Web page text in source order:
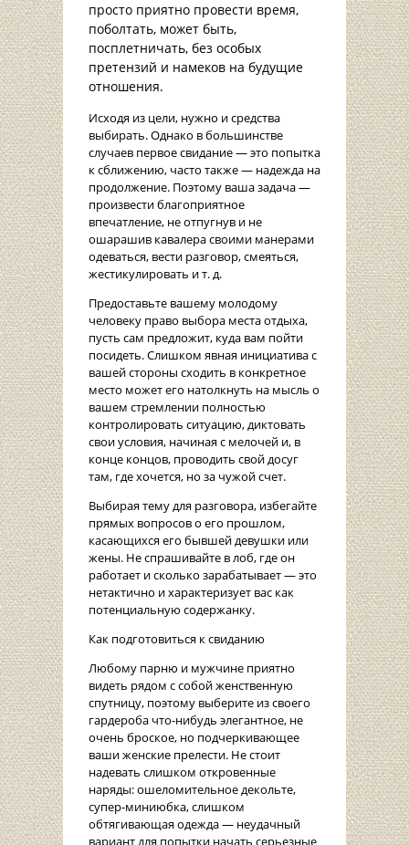
просто приятно провести время,
поболтать, может быть,
посплетничать, без особых
претензий и намеков на будущие
отношения.
Исходя из цели, нужно и средства
выбирать. Однако в большинстве
случаев первое свидание — это попытка
к сближению, часто также — надежда на
продолжение. Поэтому ваша задача —
произвести благоприятное
впечатление, не отпугнув и не
ошарашив кавалера своими манерами
одеваться, вести разговор, смеяться,
жестикулировать и т. д.
Предоставьте вашему молодому
человеку право выбора места отдыха,
пусть сам предложит, куда вам пойти
посидеть. Слишком явная инициатива с
вашей стороны сходить в конкретное
место может его натолкнуть на мысль о
вашем стремлении полностью
контролировать ситуацию, диктовать
свои условия, начиная с мелочей и, в
конце концов, проводить свой досуг
там, где хочется, но за чужой счет.
Выбирая тему для разговора, избегайте
прямых вопросов о его прошлом,
касающихся его бывшей девушки или
жены. Не спрашивайте в лоб, где он
работает и сколько зарабатывает — это
нетактично и характеризует вас как
потенциальную содержанку.
Как подготовиться к свиданию
Любому парню и мужчине приятно
видеть рядом с собой женственную
спутницу, поэтому выберите из своего
гардероба что-нибудь элегантное, не
очень броское, но подчеркивающее
ваши женские прелести. Не стоит
надевать слишком откровенные
наряды: ошеломительное декольте,
супер-миниюбка, слишком
обтягивающая одежда — неудачный
вариант для попытки начать серьезные